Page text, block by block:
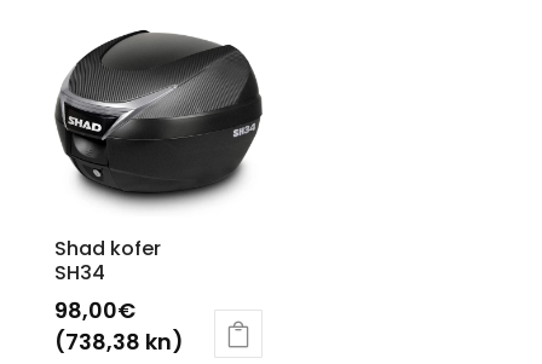
Shad kofer
SH34
98,00€
(738,38 kn)